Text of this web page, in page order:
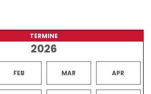
TERMINE
2026
FEB MAR APR